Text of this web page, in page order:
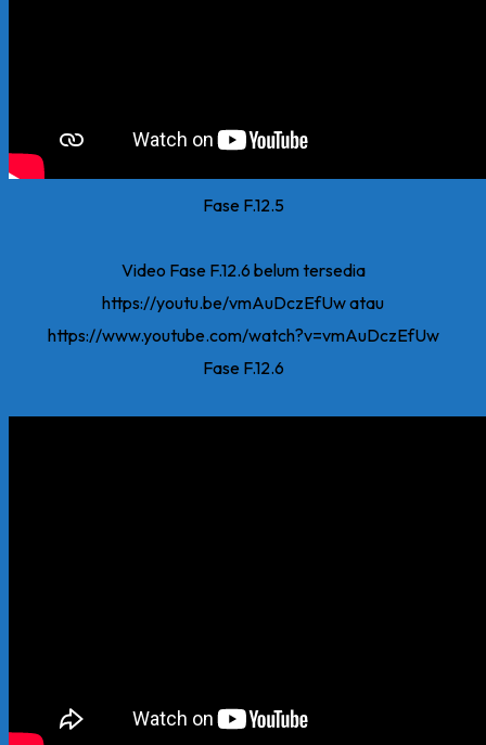
Fase F.12.5
Video Fase F.12.6 belum tersedia
https://youtu.be/vmAuDczEfUw atau
https://www.youtube.com/watch?v=vmAuDczEfUw
Fase F.12.6